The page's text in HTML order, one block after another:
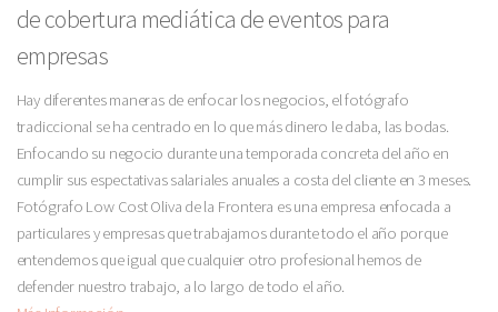
de cobertura mediática de eventos para
empresas
Hay diferentes maneras de enfocar los negocios, el fotógrafo
tradiccional se ha centrado en lo que más dinero le daba, las bodas.
Enfocando su negocio durante una temporada concreta del año en
cumplir sus espectativas salariales anuales a costa del cliente en 3 meses.
Fotógrafo Low Cost Oliva de la Frontera es una empresa enfocada a
particulares y empresas que trabajamos durante todo el año porque
entendemos que igual que cualquier otro profesional hemos de
defender nuestro trabajo, a lo largo de todo el año.